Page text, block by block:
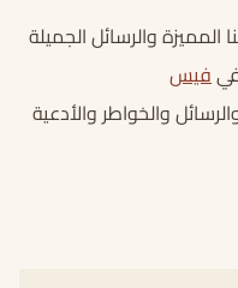
المميزة والرسائل الجميلة
فيس
والخواطر والأدعية